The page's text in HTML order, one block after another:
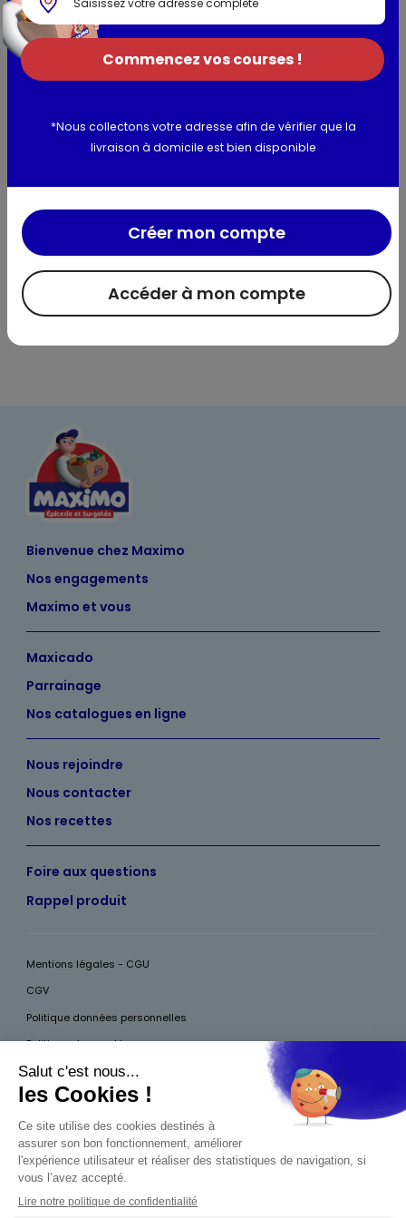
Utilisation et conservation
Allergènes :Blé, oeufs, lait, gluten de blé
Informations complémentaires
Bienvenue chez Maximo
Nos engagements
Maximo et vous
Maxicado
Parrainage
Nos catalogues en ligne
Nous rejoindre
Nous contacter
Nos recettes
Foire aux questions
Rappel produit
Mentions légales - CGU
CGV
Politique données personnelles
Politique des cookies
Accessibilité
Pour votre santé, mangez au moins cinq fruits et légumes par jour, plus
d’infos surwww.mangerbouger.fr
Commencez vos courses !
*Nous collectons votre adresse afin de vérifier que la
livraison à domicile est bien disponible
Accéder à mon compte
Créer mon compte